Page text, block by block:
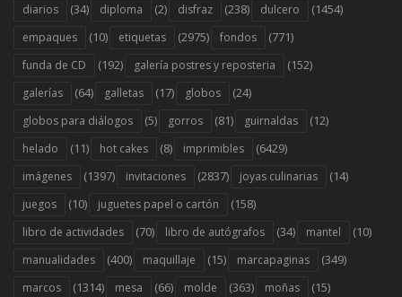
diarios (34) diploma (2) disfraz (238) dulcero (1454)
empaques (10) etiquetas (2975) fondos (771)
funda de CD (192) galería postres y reposteria (152)
galerías (64) galletas (17) globos (24)
globos para diálogos (5) gorros (81) guirnaldas (12)
helado (11) hot cakes (8) imprimibles (6429)
imágenes (1397) invitaciones (2837) joyas culinarias (14)
juegos (10) juguetes papel o cartón (158)
libro de actividades (70) libro de autógrafos (34) mantel (10)
manualidades (400) maquillaje (15) marcapaginas (349)
marcos (1314) mesa (66) molde (363) moñas (15)